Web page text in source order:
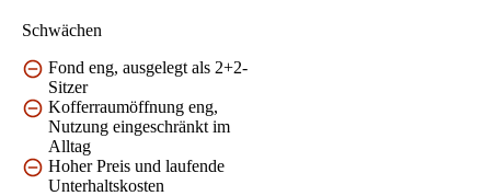
Schwächen
Fond eng, ausgelegt als 2+2-
Sitzer
Kofferraumöffnung eng,
Nutzung eingeschränkt im
Alltag
Hoher Preis und laufende
Unterhaltskosten